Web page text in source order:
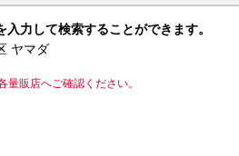
力して検索することができます。
ヤマダ
販店へご確認ください。